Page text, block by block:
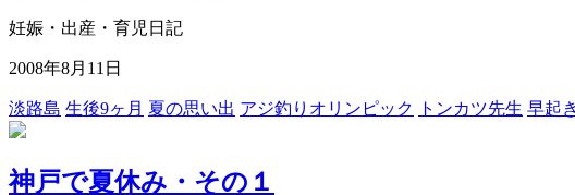
妊娠・出産・育児日記
2008年8月11日
淡路島 生後9ヶ月 夏の思い出 アジ釣りオリンピック トンカツ先生 早起
神戸で夏休み・その１